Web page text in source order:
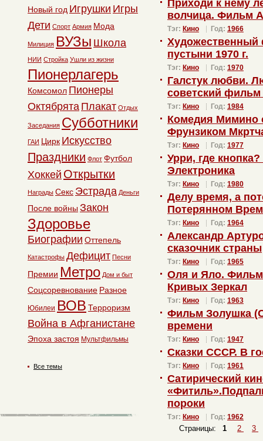
Приходи к нему
волчица. Фильм
Тэг: Кино Год: 1966
Художественный
пустыни 1970 г.
Тэг: Кино Год: 1970
Галстук любви.
советский
Тэг: Кино Год: 1984
Комедия Мимино
Фрунзиком
Тэг: Кино Год: 1977
Урри, где
Электроника
Тэг: Кино Год: 1980
Делу время, а
Потерянном
Тэг: Кино Год: 1964
Александр
сказочник страны
Тэг: Кино Год: 1965
Оля и Яло. Фильм
Кривых Зеркал
Тэг: Кино Год: 1963
Фильм Золушка
времени
Тэг: Кино Год: 1947
Сказки СССР. В
Тэг: Кино Год: 1961
Сатирический
пороки
Тэг: Кино Год: 1962
Страницы: 1 2 3
Новый год Игрушки Игры
Дети Спорт Армия Мода
Милиция ВУЗы Школа
НИИ Стройка Ушли из жизни
Пионерлагерь
Комсомол Пионеры
Октябрята Плакат Отдых
Заседания Субботники
ГАИ Цирк Искусство
Праздники Флот Футбол
Хоккей Открытки
Награды Секс Эстрада Деньги
После войны Закон
Здоровье
Биографии Оттепель
Катастрофы Дефицит Песни
Премии Метро Дом и быт
Соцсоревнование Разное
Юбилеи ВОВ Терроризм
Война в Афганистане
Эпоха застоя Мультфильмы
Все темы